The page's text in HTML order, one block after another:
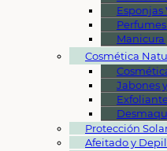
Esponjas
Manicura
Cosmética
Jabones
Protección
Afeitado y